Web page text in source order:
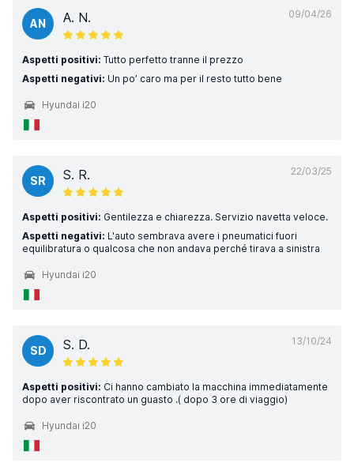
09/04/26
AN A. N.
Aspetti positivi: Tutto perfetto tranne il prezzo
Aspetti negativi: Un po’ caro ma per il resto tutto bene
Hyundai i20
22/03/25
SR S. R.
Aspetti positivi: Gentilezza e chiarezza. Servizio navetta veloce.
Aspetti negativi: L'auto sembrava avere i pneumatici fuori
equilibratura o qualcosa che non andava perché tirava a sinistra
Hyundai i20
13/10/24
SD S. D.
Aspetti positivi: Ci hanno cambiato la macchina immediatamente
dopo aver riscontrato un guasto .( dopo 3 ore di viaggio)
Hyundai i20